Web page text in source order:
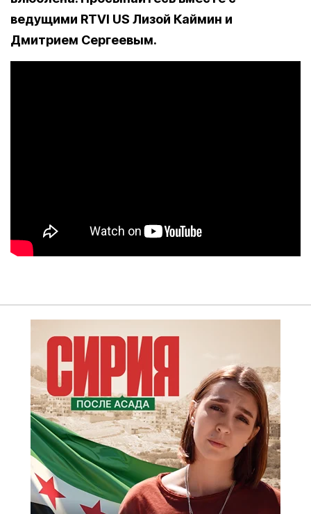
ведущими RTVI US Лизой Каймин и
Дмитрием Сергеевым.